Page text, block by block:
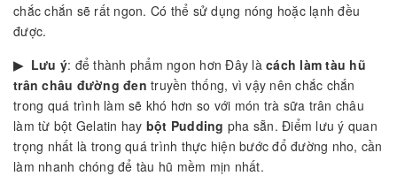
chắc chắn sẽ rất ngon. Có thể sử dụng nóng hoặc lạnh đều
được.
▶ Lưu ý: để thành phẩm ngon hơn Đây là cách làm tàu hũ
trân châu đường đen truyền thống, vì vậy nên chắc chắn
trong quá trình làm sẽ khó hơn so với món trà sữa trân châu
làm từ bột Gelatin hay bột Pudding pha sẵn. Điểm lưu ý quan
trọng nhất là trong quá trình thực hiện bước đổ đường nho, cần
làm nhanh chóng để tàu hũ mềm mịn nhất.